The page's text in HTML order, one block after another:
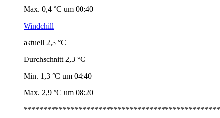
Max. 0,4 °C um 00:40
Windchill
aktuell 2,3 °C
Durchschnitt 2,3 °C
Min. 1,3 °C um 04:40
Max. 2,9 °C um 08:20